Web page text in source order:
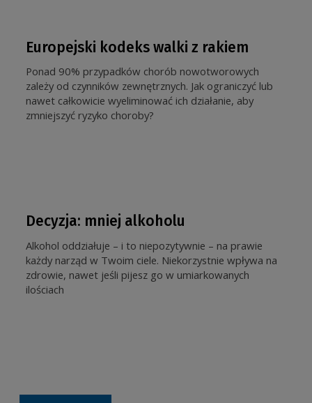
Europejski kodeks walki z rakiem
Ponad 90% przypadków chorób nowotworowych
zależy od czynników zewnętrznych. Jak ograniczyć lub
nawet całkowicie wyeliminować ich działanie, aby
zmniejszyć ryzyko choroby?
Decyzja: mniej alkoholu
Alkohol oddziałuje – i to niepozytywnie – na prawie
każdy narząd w Twoim ciele. Niekorzystnie wpływa na
zdrowie, nawet jeśli pijesz go w umiarkowanych
ilościach